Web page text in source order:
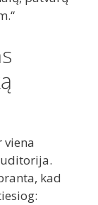
viena
kad